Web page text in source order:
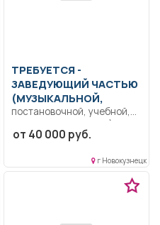
ТРЕБУЕТСЯ -
ЗАВЕДУЮЩИЙ ЧАСТЬЮ
(МУЗЫКАЛЬНОЙ,
постановочной, учебной,
художественнойи др.)
Прием и консультации
Организационное...
от 40 000 руб.
г Новокузнецк